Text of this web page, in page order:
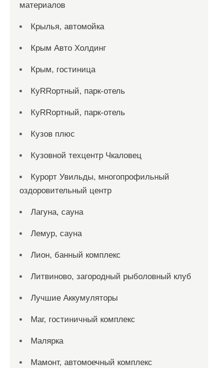
материалов
Крылья, автомойка
Крым Авто Холдинг
Крым, гостиница
КуRRортный, парк-отель
КуRRортный, парк-отель
Кузов плюс
Кузовной техцентр Чкаловец
Курорт Увильды, многопрофильный
оздоровительный центр
Лагуна, сауна
Лемур, сауна
Лион, банный комплекс
Литвиново, загородный рыболовный клуб
Лучшие Аккумуляторы
Маг, гостиничный комплекс
Малярка
Мамонт, автомоечный комплекс